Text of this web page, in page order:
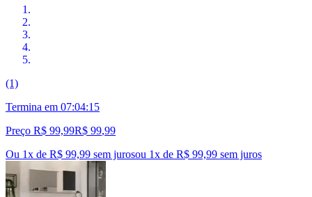
(1)
Termina em 07:04:14
Preço R$ 99,99R$ 99,99
Ou 1x de R$ 99,99 sem jurosou 1x de R$ 99,99 sem juros